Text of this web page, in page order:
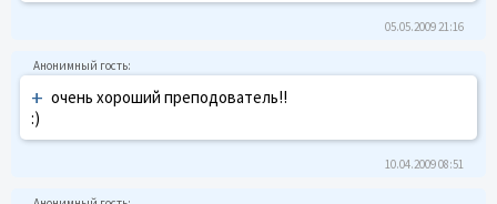
05.05.2009 21:16
+ очень хороший преподователь!!
:)
10.04.2009 08:51